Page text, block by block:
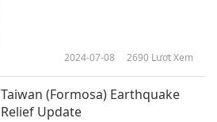
2024-07-08 2690 Lượt Xem
Taiwan (Formosa) Earthquake
Relief Update